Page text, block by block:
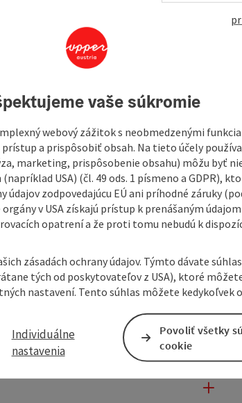
4580
is responsible for a larger area. The
Rosenau and also parts of Spital
responsible for the 4 communities
vaše súkromie
webový zážitok s neobmedzenými
a prispôsobiť obsah. Na tieto účely
marketing, prispôsobenie obsahu) môžu byť
USA) (čl. 49 ods. 1 písmeno a GDPR),
údajov zodpovedajúcu EÚ ani príhodné záruky
v USA získajú prístup k prenášaným
opatrení a že proti tomu nebudú k
zásadách ochrany údajov. Týmto dávate
tých od poskytovateľov z USA), ktoré
nastavení. Tento súhlas môžete kedykoľvek
Individuálne
nastavenia
Povoliť všetky
cookie